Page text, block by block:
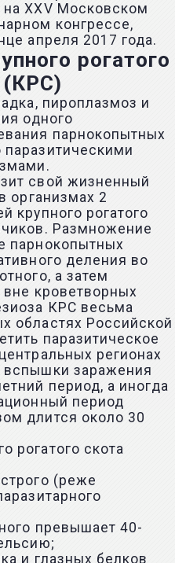
XXV Московском
конгрессе,
апреля 2017 года.
рогатого
(КРС)
пироплазмоз и
одного
парнокопытных
свой жизненный
организмах 2
крупного рогатого
Размножение
парнокопытных
деления во
а затем
кроветворных
КРС весьма
областях Российской
паразитическое
регионах
заражения
период, а иногда
период
длится около 30
(реже
превышает 40-
и глазных белков